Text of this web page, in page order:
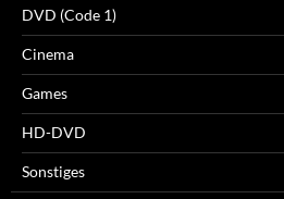
DVD (Code 1)
Cinema
Games
HD-DVD
Sonstiges